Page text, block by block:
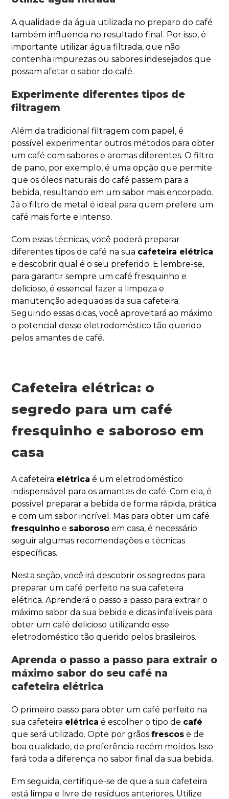
A qualidade da água utilizada no preparo do café
também influencia no resultado final. Por isso, é
importante utilizar água filtrada, que não
contenha impurezas ou sabores indesejados que
possam afetar o sabor do café.
Experimente diferentes tipos de
filtragem
Além da tradicional filtragem com papel, é
possível experimentar outros métodos para obter
um café com sabores e aromas diferentes. O filtro
de pano, por exemplo, é uma opção que permite
que os óleos naturais do café passem para a
bebida, resultando em um sabor mais encorpado.
Já o filtro de metal é ideal para quem prefere um
café mais forte e intenso.
Com essas técnicas, você poderá preparar
diferentes tipos de café na sua cafeteira elétrica
e descobrir qual é o seu preferido. E lembre-se,
para garantir sempre um café fresquinho e
delicioso, é essencial fazer a limpeza e
manutenção adequadas da sua cafeteira.
Seguindo essas dicas, você aproveitará ao máximo
o potencial desse eletrodoméstico tão querido
pelos amantes de café.
Cafeteira elétrica: o
segredo para um café
fresquinho e saboroso em
casa
A cafeteira elétrica é um eletrodoméstico
indispensável para os amantes de café. Com ela, é
possível preparar a bebida de forma rápida, prática
e com um sabor incrível. Mas para obter um café
fresquinho e saboroso em casa, é necessário
seguir algumas recomendações e técnicas
específicas.
Nesta seção, você irá descobrir os segredos para
preparar um café perfeito na sua cafeteira
elétrica. Aprenderá o passo a passo para extrair o
máximo sabor da sua bebida e dicas infalíveis para
obter um café delicioso utilizando esse
eletrodoméstico tão querido pelos brasileiros.
Aprenda o passo a passo para extrair o
máximo sabor do seu café na
cafeteira elétrica
O primeiro passo para obter um café perfeito na
sua cafeteira elétrica é escolher o tipo de café
que será utilizado. Opte por grãosfrescos e de
boa qualidade, de preferência recém moídos. Isso
fará toda a diferença no sabor final da sua bebida.
Em seguida, certifique-se de que a sua cafeteira
está limpa e livre de resíduos anteriores. Utilize